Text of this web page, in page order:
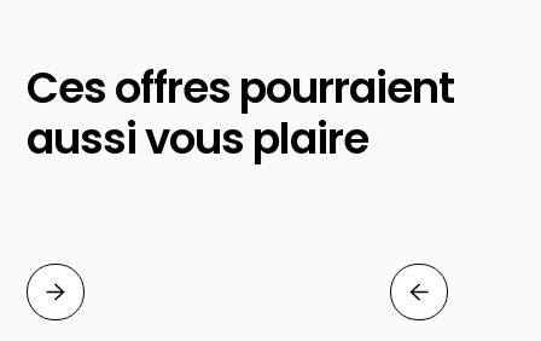
Ces offres pourraient
aussi vous plaire